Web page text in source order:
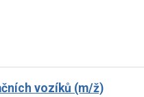
vozíků (m/ž)